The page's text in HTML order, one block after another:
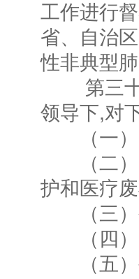
工作进行
省、自治
性非典型
第三十
领导下,对
（一）
（二）
护和医疗
（三）
（四）
（五）